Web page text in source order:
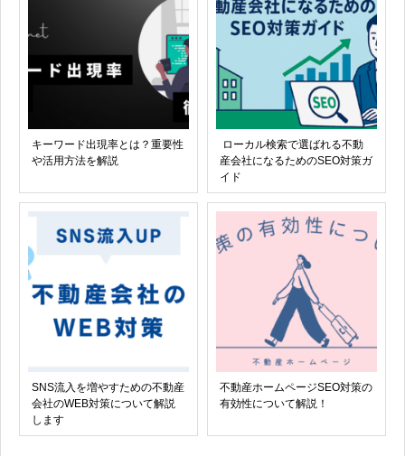
キーワード出現率とは？重要性
や活用方法を解説
ローカル検索で選ばれる不動
産会社になるためのSEO対策ガ
イド
SNS流入を増やすための不動産
会社のWEB対策について解説
します
不動産ホームページSEO対策の
有効性について解説！